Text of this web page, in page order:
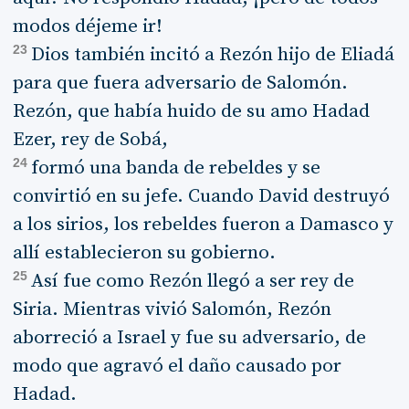
modos déjeme ir!
23 Dios también incitó a Rezón hijo de Eliadá
para que fuera adversario de Salomón.
Rezón, que había huido de su amo Hadad
Ezer, rey de Sobá,
24 formó una banda de rebeldes y se
convirtió en su jefe. Cuando David destruyó
a los sirios, los rebeldes fueron a Damasco y
allí establecieron su gobierno.
25 Así fue como Rezón llegó a ser rey de
Siria. Mientras vivió Salomón, Rezón
aborreció a Israel y fue su adversario, de
modo que agravó el daño causado por
Hadad.